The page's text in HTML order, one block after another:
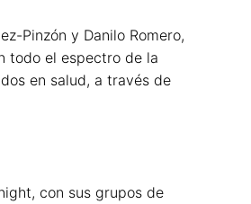
Pinzón y Danilo Romero,
todo el espectro de la
en salud, a través de
con sus grupos de